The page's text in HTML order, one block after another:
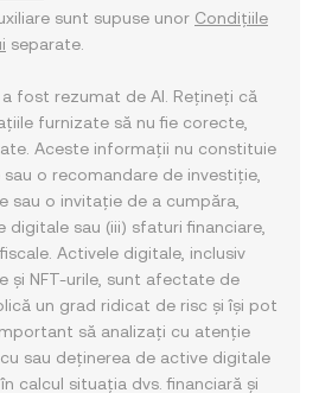
sunt supuse unor Condițiile
separate.
fost rezumat de AI. Rețineți că
furnizate să nu fie corecte,
Aceste informații nu constituie
o recomandare de investiție,
sau o invitație de a cumpăra,
digitale sau (iii) sfaturi financiare,
Activele digitale, inclusiv
și NFT-urile, sunt afectate de
un grad ridicat de risc și își pot
să analizați cu atenție
sau deținerea de active digitale
calcul situația dvs. financiară și